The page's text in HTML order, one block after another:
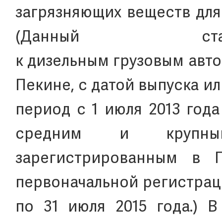
загрязняющих веществ
(Данный
к дизельным грузовым
Пекине, с датой выпуска
период с 1 июля 2013
средним и
зарегистрированным
первоначальной
по 31 июля 2015 года.) В